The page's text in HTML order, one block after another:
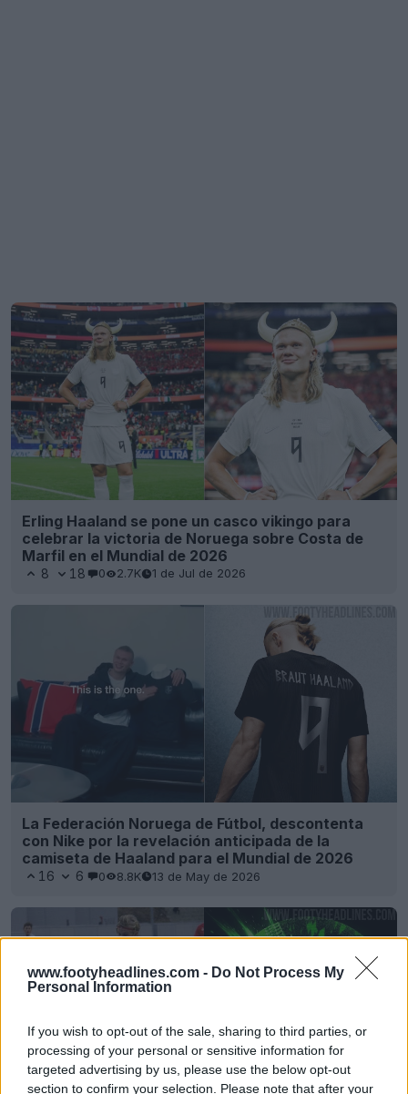
www.footyheadlines.com - Do Not Process My
Personal Information
If you wish to opt-out of the sale, sharing to third parties, or
processing of your personal or sensitive information for
targeted advertising by us, please use the below opt-out
section to confirm your selection. Please note that after your
Erling Haaland se pone un casco vikingo para
celebrar la victoria de Noruega sobre Costa de
Marfil en el Mundial de 2026
8 18 0 2.7K 1 de Jul de 2026
La Federación Noruega de Fútbol, descontenta
con Nike por la revelación anticipada de la
camiseta de Haaland para el Mundial de 2026
16 6 0 8.8K 13 de May de 2026